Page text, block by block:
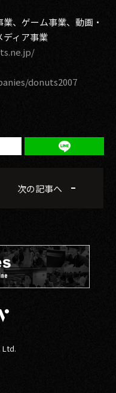
、ゲーム事業、動画・
ディア事業
donuts2007
次の記事へ
Ltd.